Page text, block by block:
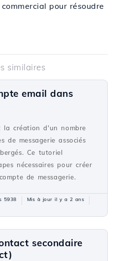
pour résoudre
similaires
email dans
la création d'un nombre
de messagerie associés
Ce tutoriel
nécessaires pour créer
de messagerie.
5938
Mis à jour il y a 2 ans
secondaire